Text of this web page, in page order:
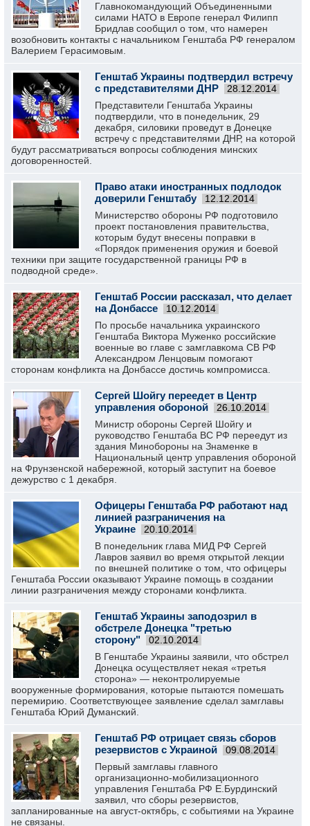
Главнокомандующий Объединенными
силами НАТО в Европе генерал Филипп
Бридлав сообщил о том, что намерен
возобновить контакты с начальником Генштаба РФ генералом
Валерием Герасимовым.
Генштаб Украины подтвердил встречу
с представителями ДНР
28.12.2014
Представители Генштаба Украины
подтвердили, что в понедельник, 29
декабря, силовики проведут в Донецке
встречу с представителями ДНР, на которой
будут рассматриваться вопросы соблюдения минских
договоренностей.
Право атаки иностранных подлодок
доверили Генштабу
12.12.2014
Министерство обороны РФ подготовило
проект постановления правительства,
которым будут внесены поправки в
«Порядок применения оружия и боевой
техники при защите государственной границы РФ в
подводной среде».
Генштаб России рассказал, что делает
на Донбассе
10.12.2014
По просьбе начальника украинского
Генштаба Виктора Муженко российские
военные во главе с замглавкома СВ РФ
Александром Ленцовым помогают
сторонам конфликта на Донбассе достичь компромисса.
Сергей Шойгу переедет в Центр
управления обороной
26.10.2014
Министр обороны Сергей Шойгу и
руководство Генштаба ВС РФ переедут из
здания Минобороны на Знаменке в
Национальный центр управления обороной
на Фрунзенской набережной, который заступит на боевое
дежурство с 1 декабря.
Офицеры Генштаба РФ работают над
линией разграничения на
Украине
20.10.2014
В понедельник глава МИД РФ Сергей
Лавров заявил во время открытой лекции
по внешней политике о том, что офицеры
Генштаба России оказывают Украине помощь в создании
линии разграничения между сторонами конфликта.
Генштаб Украины заподозрил в
обстреле Донецка "третью
сторону"
02.10.2014
В Генштабе Украины заявили, что обстрел
Донецка осуществляет некая «третья
сторона» — неконтролируемые
вооруженные формирования, которые пытаются помешать
перемирию. Соответствующее заявление сделал замглавы
Генштаба Юрий Думанский.
Генштаб РФ отрицает связь сборов
резервистов с Украиной
09.08.2014
Первый замглавы главного
организационно-мобилизационного
управления Генштаба РФ Е.Бурдинский
заявил, что сборы резервистов,
запланированные на август-октябрь, с событиями на Украине
не связаны.